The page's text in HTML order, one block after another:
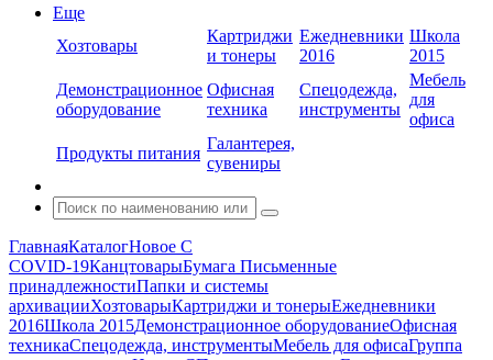
Еще
Хозтовары
Картриджи
и тонеры
Ежедневники
2016
Школа
2015
Демонстрационное
оборудование
Офисная
техника
Спецодежда,
инструменты
Мебель
для
офиса
Продукты питания
Галантерея,
сувениры
ГлавнаяКаталогНовое С
COVID-19КанцтоварыБумага Письменные
принадлежностиПапки и системы
архивацииХозтоварыКартриджи и тонерыЕжедневники
2016Школа 2015Демонстрационное оборудованиеОфисная
техникаСпецодежда, инструментыМебель для офисаГруппа